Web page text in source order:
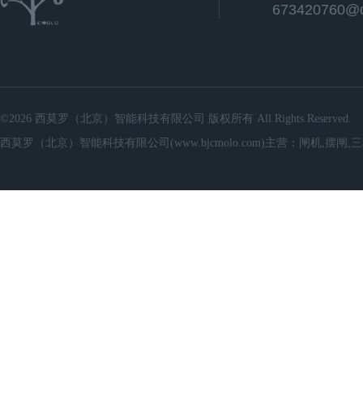
©2026 西莫罗（北京）智能科技有限公司 版权所有 All Rights Reserved.
西莫罗（北京）智能科技有限公司(www.bjcmolo.com)主营：闸机,摆闸,